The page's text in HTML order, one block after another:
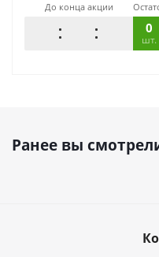
До конца акции
0
шт.
Ранее вы